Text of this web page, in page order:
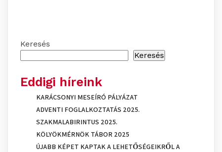
Keresés
Keresés
Eddigi híreink
KARÁCSONYI MESEÍRÓ PÁLYÁZAT
ADVENTI FOGLALKOZTATÁS 2025.
SZAKMALABIRINTUS 2025.
KÖLYÖKMÉRNÖK TÁBOR 2025
ÚJABB KÉPET KAPTAK A LEHETŐSÉGEIKRŐL A